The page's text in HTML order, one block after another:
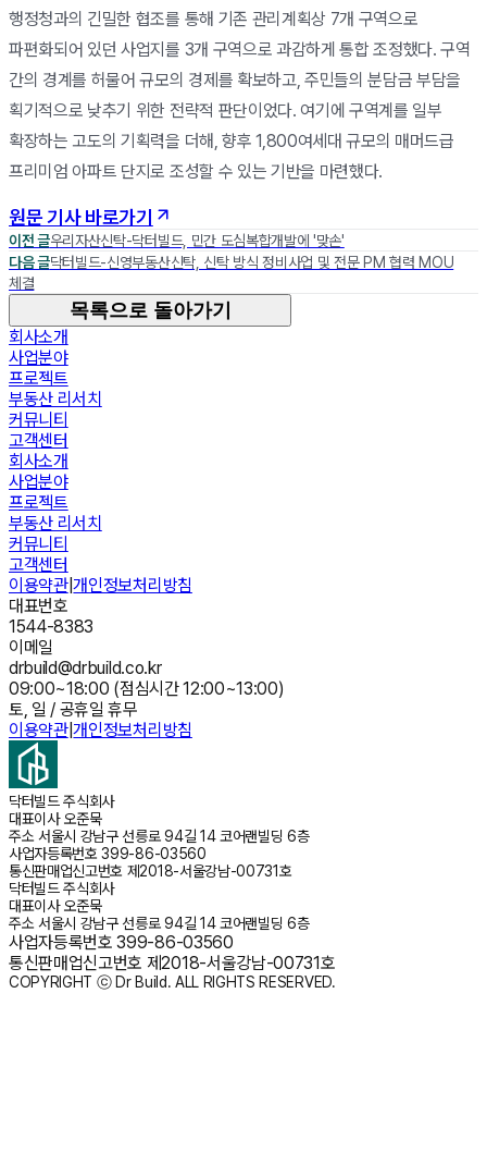
행정청과의 긴밀한 협조를 통해 기존 관리계획상 7개 구역으로
파편화되어 있던 사업지를 3개 구역으로 과감하게 통합 조정했다. 구역
간의 경계를 허물어 규모의 경제를 확보하고, 주민들의 분담금 부담을
획기적으로 낮추기 위한 전략적 판단이었다. 여기에 구역계를 일부
확장하는 고도의 기획력을 더해, 향후 1,800여세대 규모의 매머드급
프리미엄 아파트 단지로 조성할 수 있는 기반을 마련했다.
원문 기사 바로가기
이전 글우리자산신탁-닥터빌드, 민간 도심복합개발에 '맞손'
다음 글닥터빌드-신영부동산신탁, 신탁 방식 정비사업 및 전문 PM 협력 MOU
체결
목록으로 돌아가기
회사소개
사업분야
프로젝트
부동산 리서치
커뮤니티
고객센터
회사소개
사업분야
프로젝트
부동산 리서치
커뮤니티
고객센터
이용약관|개인정보처리방침
대표번호
1544-8383
이메일
drbuild@drbuild.co.kr
09:00~18:00 (점심시간 12:00~13:00)
토, 일 / 공휴일 휴무
이용약관|개인정보처리방침
닥터빌드 주식회사
대표이사오준묵
주소 서울시 강남구 선릉로 94길 14 코어랜빌딩 6층
사업자등록번호 399-86-03560
통신판매업신고번호 제2018-서울강남-00731호
닥터빌드 주식회사
대표이사오준묵
주소 서울시 강남구 선릉로 94길 14 코어랜빌딩 6층
사업자등록번호 399-86-03560
통신판매업신고번호 제2018-서울강남-00731호
COPYRIGHT ⓒ Dr Build. ALL RIGHTS RESERVED.